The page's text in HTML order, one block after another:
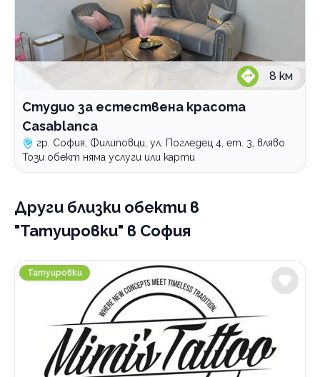
8 км
Студио за естествена красота
Casablanca
гр. София, Филиповци, ул. Погледец 4, ет. 3, вляво
Този обект няма услуги или карти
Други близки обекти в
"Татуировки" в София
Mimi`s Tattoo
Татуировки